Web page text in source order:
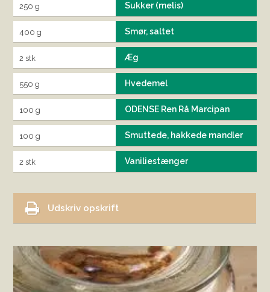
250 g Sukker (melis)
400 g Smør, saltet
2 stk Æg
550 g Hvedemel
100 g ODENSE Ren Rå Marcipan
100 g Smuttede, hakkede mandler
2 stk Vaniliestænger
Udskriv opskrift